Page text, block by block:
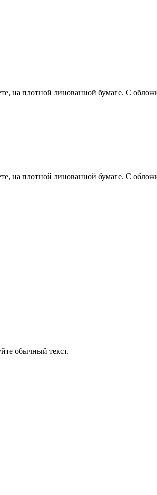
на плотной линованной бумаге. С
на плотной линованной бумаге. С
обычный текст.